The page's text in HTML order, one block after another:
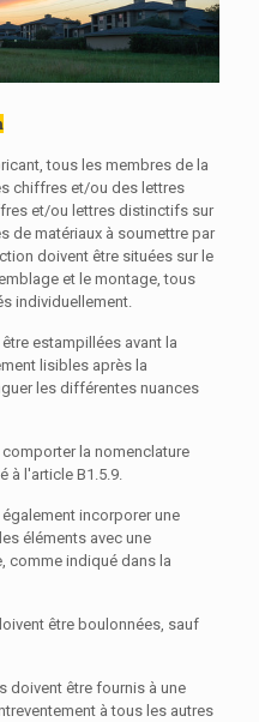
tous les membres de la
chiffres et/ou des lettres
et/ou lettres distinctifs sur
de matériaux à soumettre par
doivent être situées sur le
et le montage, tous
individuellement.
estampillées avant la
lisibles après la
les différentes nuances
la nomenclature
à l'article B1.5.9.
incorporer une
éléments avec une
comme indiqué dans la
être boulonnées, sauf
doivent être fournis à une
à tous les autres